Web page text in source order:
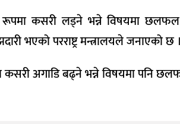
रूपमा कसरी लड्ने भन्ने विषयमा
भएको परराष्ट्र मन्त्रालयले जनाएको छ ।
कसरी अगाडि बढ्ने भन्ने विषयमा पनि